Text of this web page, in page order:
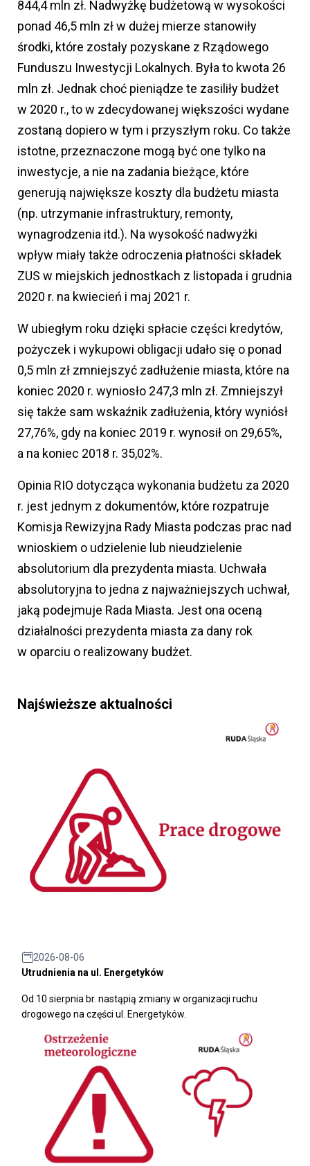
844,4 mln zł. Nadwyżkę budżetową w wysokości
ponad 46,5 mln zł w dużej mierze stanowiły
środki, które zostały pozyskane z Rządowego
Funduszu Inwestycji Lokalnych. Była to kwota 26
mln zł. Jednak choć pieniądze te zasiliły budżet
w 2020 r., to w zdecydowanej większości wydane
zostaną dopiero w tym i przyszłym roku. Co także
istotne, przeznaczone mogą być one tylko na
inwestycje, a nie na zadania bieżące, które
generują największe koszty dla budżetu miasta
(np. utrzymanie infrastruktury, remonty,
wynagrodzenia itd.). Na wysokość nadwyżki
wpływ miały także odroczenia płatności składek
ZUS w miejskich jednostkach z listopada i grudnia
2020 r. na kwiecień i maj 2021 r.
W ubiegłym roku dzięki spłacie części kredytów,
pożyczek i wykupowi obligacji udało się o ponad
0,5 mln zł zmniejszyć zadłużenie miasta, które na
koniec 2020 r. wyniosło 247,3 mln zł. Zmniejszył
się także sam wskaźnik zadłużenia, który wyniósł
27,76%, gdy na koniec 2019 r. wynosił on 29,65%,
a na koniec 2018 r. 35,02%.
Opinia RIO dotycząca wykonania budżetu za 2020
r. jest jednym z dokumentów, które rozpatruje
Komisja Rewizyjna Rady Miasta podczas prac nad
wnioskiem o udzielenie lub nieudzielenie
absolutorium dla prezydenta miasta. Uchwała
absolutoryjna to jedna z najważniejszych uchwał,
jaką podejmuje Rada Miasta. Jest ona oceną
działalności prezydenta miasta za dany rok
w oparciu o realizowany budżet.
Najświeższe aktualności
2026-08-06
Utrudnienia na ul. Energetyków
Od 10 sierpnia br. nastąpią zmiany w organizacji ruchu
drogowego na części ul. Energetyków.